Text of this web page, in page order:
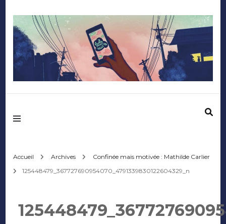
Mediafactory – Le
d'Audencia
SciencesCom
Accueil Archives
Confinée mais motivée : Mathilde Carlier
125448479_367727690954070_4791339830122604329_n